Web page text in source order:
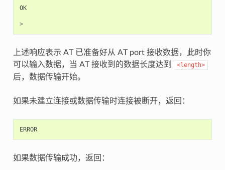
OK
>
上述响应表示 AT 已准备好从 AT port 接收数据，此时你
可以输入数据，当 AT 接收到的数据长度达到
<length>
后，数据传输开始。
如果未建立连接或数据传输时连接被断开，返回：
ERROR
如果数据传输成功，返回：